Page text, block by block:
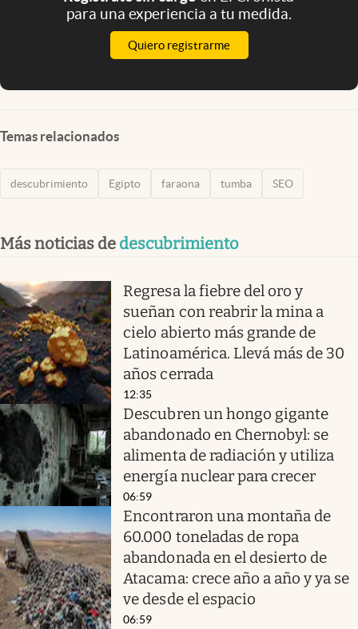
para una experiencia a tu medida.
Quiero registrarme
Temas relacionados
descubrimiento Egipto faraona tumba SEO
Más noticias de descubrimiento
Regresa la fiebre del oro y
sueñan con reabrir la mina a
cielo abierto más grande de
Latinoamérica. Llevá más de 30
años cerrada
12:35
Descubren un hongo gigante
abandonado en Chernobyl: se
alimenta de radiación y utiliza
energía nuclear para crecer
06:59
Encontraron una montaña de
60.000 toneladas de ropa
abandonada en el desierto de
Atacama: crece año a año y ya se
ve desde el espacio
06:59